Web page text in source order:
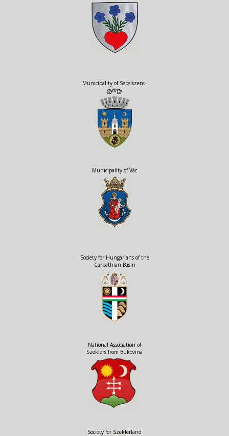
Municipality of Sepsiszent-
györgy
Municipality of Vác
Society for Hungarians of the
Carpathian Basin
National Association of
Szeklers from Bukovina
Society for Szeklerland